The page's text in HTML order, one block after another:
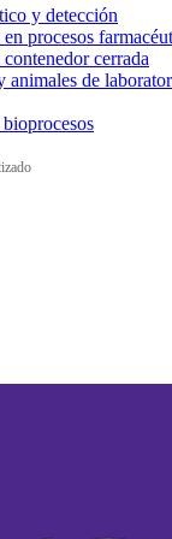
y detección
procesos
cerrada
animales de